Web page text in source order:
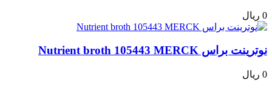
0 ریال
نوترینت براس Nutrient broth 105443 MERCK
0 ریال